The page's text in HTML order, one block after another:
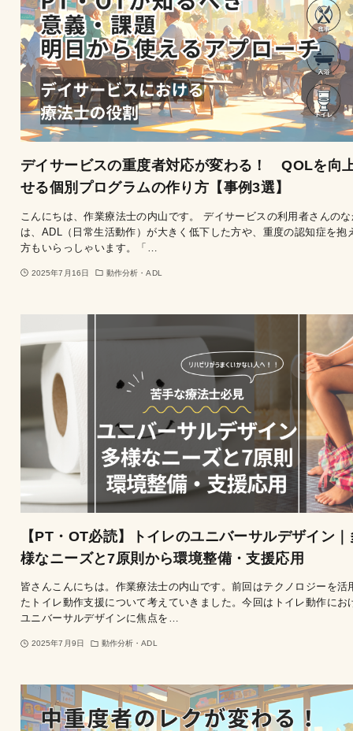
デイサービスの重度者対応が変わる！ QOLを向
せる個別プログラムの作り方【事例3選】
こんにちは、作業療法士の内山です。 デイサービスの利用者さんの
は、ADL（日常生活動作）が大きく低下した方や、重度の認知症を抱
方もいらっしゃいます。「…
2025年7月16日 動作分析・ADL
【PT・OT必読】トイレのユニバーサルデザイン｜
様なニーズと7原則から環境整備・支援応用
皆さんこんにちは。作業療法士の内山です。前回はテクノロジーを活
たトイレ動作支援について考えていきました。今回はトイレ動作にお
ユニバーサルデザインに焦点を…
2025年7月9日 動作分析・ADL